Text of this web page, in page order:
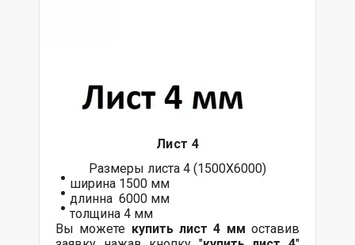
Лист 4
Размеры листа 4 (1500Х6000)
ширина 1500 мм
длинна 6000 мм
толщина 4 мм
Вы можете купить лист 4 ммоставив